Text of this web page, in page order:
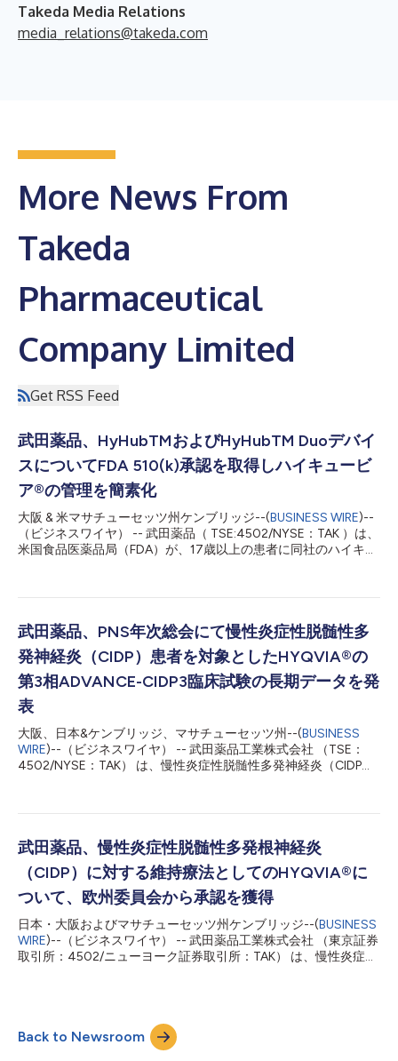
Takeda Media Relations
media_relations@takeda.com
More News From
Takeda
Pharmaceutical
Company Limited
Get RSS Feed
武田薬品、HyHubTMおよびHyHubTM Duoデバイ
スについてFDA 510(k)承認を取得しハイキュービ
ア®の管理を簡素化
大阪 & 米マサチューセッツ州ケンブリッジ--(BUSINESS WIRE)--
（ビジネスワイヤ） -- 武田薬品（ TSE:4502/NYSE：TAK ）は、
米国食品医薬品局（FDA）が、17歳以上の患者に同社のハイキュ
これによりハイキュービア®[組換えヒトヒアルロニダーゼ含有人
使用せずにバイアルから移送することが可能になります。2ハイ
キュービアの投与プロセスは、免疫グロブリン（IG）バイアル1
本とヒアルロニダーゼバイアル1本を含むデュアルバイアルユニ
ット（DVU）で構成されています。HyHubとHyHub Duoは、こ
れらのバイアルのドッキングステーションとして機能し、2つの
DVU以上の輸液に必要な手順を削減することで、ハイキュービア
の投与を簡素化するために開発されました。1 ハイキュービア
は、IGとヒアルロニダーゼの組み合わせを促進型皮下免疫グロブ
リン（SCIG）輸液に使用するもので、米国におい...
武田薬品、PNS年次総会にて慢性炎症性脱髄性多
発神経炎（CIDP）患者を対象としたHYQVIA®の
第3相ADVANCE-CIDP3臨床試験の長期データを発
表
大阪、日本&ケンブリッジ、マサチューセッツ州--(BUSINESS
WIRE)--（ビジネスワイヤ） -- 武田薬品工業株式会社 （TSE：
4502/NYSE：TAK） は、慢性炎症性脱髄性多発神経炎（CIDP）
価する長期延長試験である、第3相ADVANCE-CIDP3臨床試験の
忍容性が良好であることと再発率が低いことが示され、CIDPの維
持療法としての使用を後押ししています。これらの結果は、
2024年6月23日（日）にカナダのモントリオールで開催される
末梢神経学会（PNS）年次総会でポスター・セッションとして発
表される予定です。 HYQVIAは、CIDPに対する初めてかつ唯一の
促進型皮下注免疫グロブリン（fSCIG）であり、今年初めに米国
食品医薬品局（FDA）より成人CIDP患者の維持療法として承認さ
れ、また、欧州委員会より静注用人免疫グロブリン（IVIG）で安
武田薬品、慢性炎症性脱髄性多発根神経炎
（CIDP）に対する維持療法としてのHYQVIA®に
ついて、欧州委員会から承認を獲得
日本・大阪およびマサチューセッツ州ケンブリッジ--(BUSINESS
WIRE)--（ビジネスワイヤ） -- 武田薬品工業株式会社 （東京証券
取引所：4502/ニューヨーク証券取引所：TAK） は、慢性炎症性
ト）免疫グロブリン10%］を、欧州委員会（EC）が承認したこ
とを発表しました。武田薬品は2023年12月15日に、ヒト用医薬
品委員会（CHMP）による肯定的見解を1、また2024年1月16日
Back to Newsroom